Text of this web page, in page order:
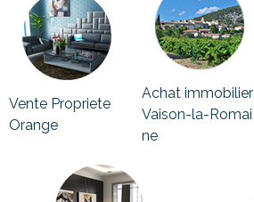
Vente Propriete
Orange
Achat immobilier
Vaison-la-Romai
ne